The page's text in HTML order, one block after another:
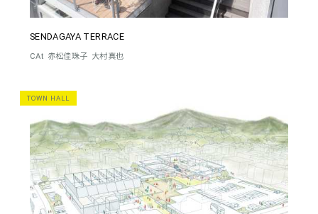
SENDAGAYA TERRACE
CAt 赤松佳珠子 大村真也
TOWN HALL